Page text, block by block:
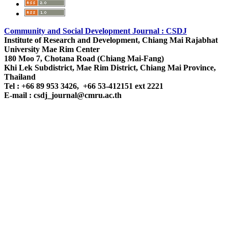
Community and Social Development Journal : CSDJ
Institute of Research and Development, Chiang Mai Rajabhat
University Mae Rim Center
180 Moo 7, Chotana Road (Chiang Mai-Fang)
Khi Lek Subdistrict, Mae Rim District, Chiang Mai Province,
Thailand
Tel : +66 89 953 3426, +66 53-412151 ext 2221
E-mail : csdj_journal@cmru.ac.th